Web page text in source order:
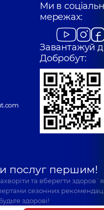
Ми в
мережах:
Завантажуй
Добробут:
послуг першим!
та вберегти
сезонних
здорові!